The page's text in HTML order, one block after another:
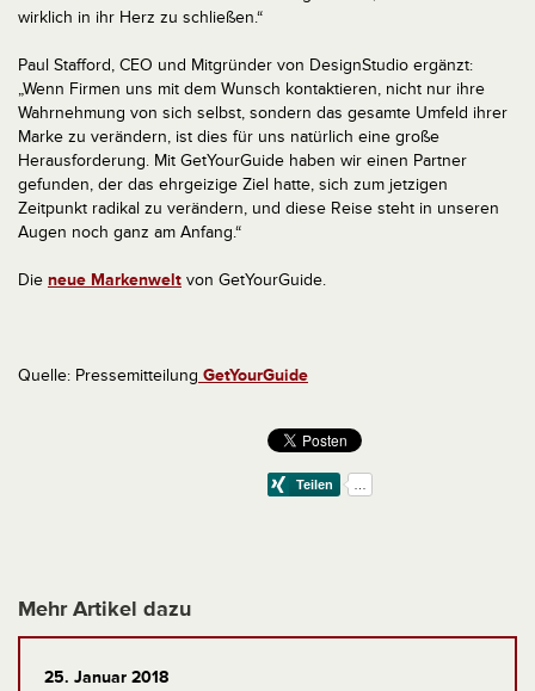
wirklich in ihr Herz zu schließen.“
Paul Stafford, CEO und Mitgründer von DesignStudio ergänzt:
„Wenn Firmen uns mit dem Wunsch kontaktieren, nicht nur ihre
Wahrnehmung von sich selbst, sondern das gesamte Umfeld ihrer
Marke zu verändern, ist dies für uns natürlich eine große
Herausforderung. Mit GetYourGuide haben wir einen Partner
gefunden, der das ehrgeizige Ziel hatte, sich zum jetzigen
Zeitpunkt radikal zu verändern, und diese Reise steht in unseren
Augen noch ganz am Anfang.“
Die neue Markenwelt von GetYourGuide.
Quelle: Pressemitteilung GetYourGuide
Mehr Artikel dazu
25. Januar 2018